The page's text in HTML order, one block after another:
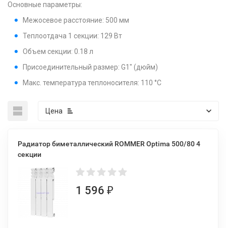
Основные параметры:
Межосевое расстояние: 500 мм
Теплоотдача 1 секции: 129 Вт
Объем секции: 0.18 л
Присоединительный размер: G1" (дюйм)
Макс. температура теплоносителя: 110 °C
Цена
Радиатор биметаллический ROMMER Optima 500/80 4
секции
1 596 ₽